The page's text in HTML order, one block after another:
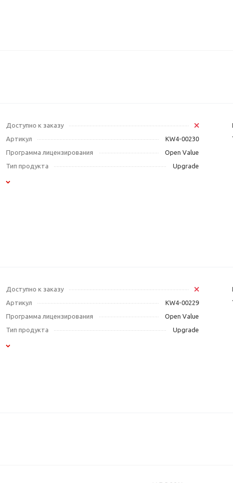
Доступно к заказу
Артикул
KW4-00230
Программа лицензирования
Open Value
Тип продукта
Upgrade
Доступно к заказу
Артикул
KW4-00229
Программа лицензирования
Open Value
Тип продукта
Upgrade